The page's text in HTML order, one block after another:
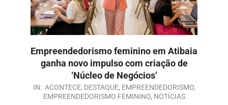
Empreendedorismo feminino em Atibaia
ganha novo impulso com criação de
‘Núcleo de Negócios’
IN: ACONTECE, DESTAQUE, EMPREENDEDORISMO,
EMPREENDEDORISMO FEMININO, NOTÍCIAS